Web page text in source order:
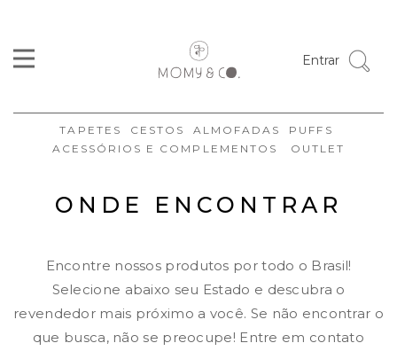
Entrar
TAPETES CESTOS ALMOFADAS
PUFFS
ACESSÓRIOS E COMPLEMENTOS
OUTLET
ONDE ENCONTRAR
Encontre nossos produtos por todo o Brasil!
Selecione abaixo seu Estado e descubra o
revendedor mais próximo a você. Se não encontrar o
que busca, não se preocupe! Entre em contato